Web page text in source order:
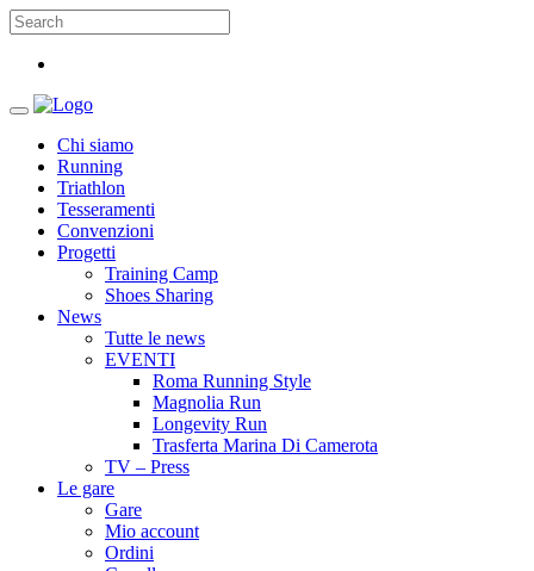
Chi siamo
Running
Triathlon
Tesseramenti
Convenzioni
Progetti
Training Camp
Shoes Sharing
News
Tutte le news
EVENTI
Roma Running Style
Magnolia Run
Longevity Run
Trasferta Marina Di Camerota
TV – Press
Le gare
Gare
Mio account
Ordini